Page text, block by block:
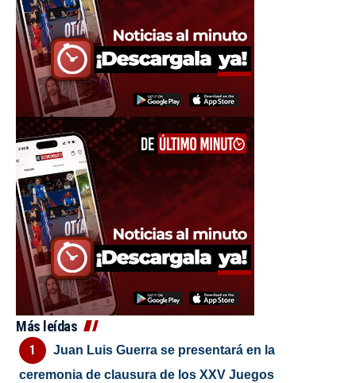
Más leídas
Juan Luis Guerra se presentará en la
ceremonia de clausura de los XXV Juegos